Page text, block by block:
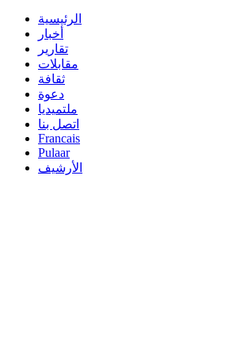
الرئيسية
أخبار
تقارير
مقابلات
ثقافة
دعوة
ملتميديا
اتصل بنا
Francais
Pulaar
الأرشيف